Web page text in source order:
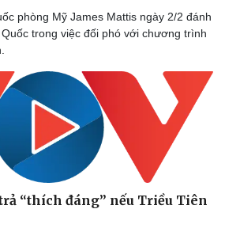
phòng Mỹ James Mattis ngày 2/2 đánh
trong việc đối phó với chương trình
“thích đáng” nếu Triều Tiên